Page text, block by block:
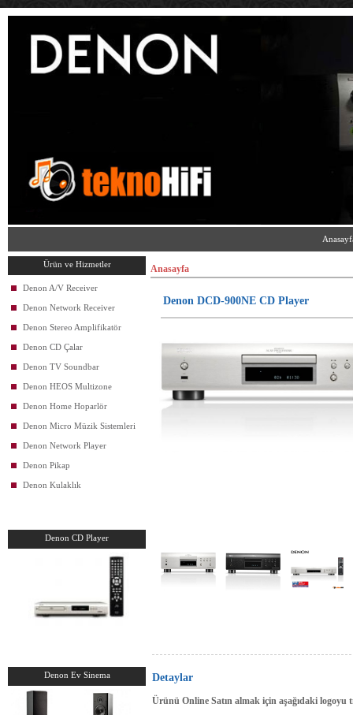
Ürün ve Hizmetler
Denon A/V Receiver
Denon Network Receiver
Denon Stereo Amplifikatör
Denon CD Çalar
Denon TV Soundbar
Denon HEOS Multizone
Denon Home Hoparlör
Denon Micro Müzik Sistemleri
Denon Network Player
Denon Pikap
Denon Kulaklık
Denon CD Player
Denon Ev Sinema
Anasayfa
Denon DCD-900NE CD Player
Detaylar
Ürünü Online Satın almak için aşağıdaki logoyu